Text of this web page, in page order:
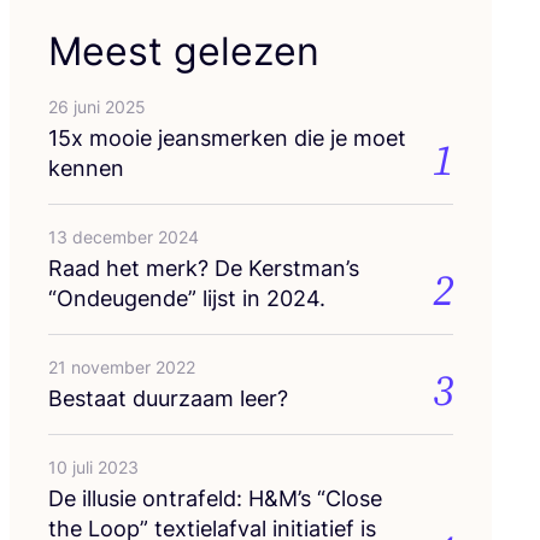
Meest gelezen
26 juni 2025
15x mooie jeans­mer­ken die je moet
kennen
1
13 december 2024
Raad het merk? De Kerstman’s
“Ondeu­gen­de” lijst in 2024. 2
21 november 2022
Bestaat duur­zaam leer? 3
10 juli 2023
De illu­sie ont­ra­feld: H&M’s “Clo­se
the Loop” tex­tiel­af­val ini­ti­a­tief is